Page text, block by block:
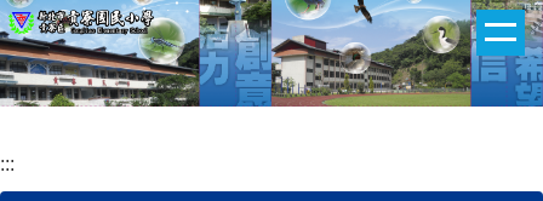
:::跳
到
主
要
容
區
:::